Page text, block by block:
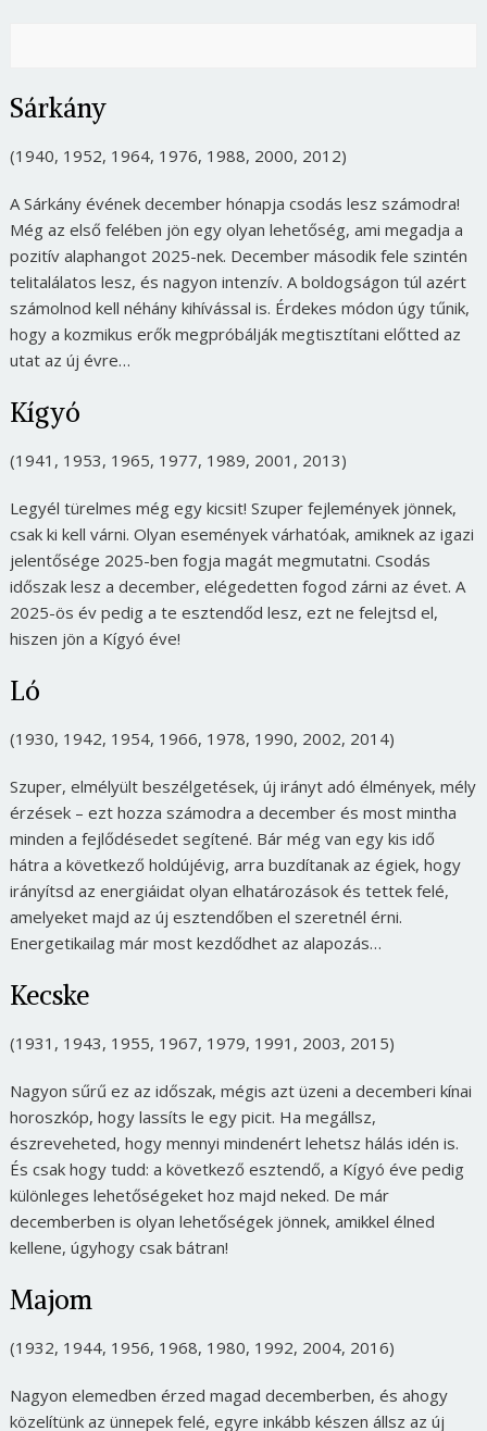
Sárkány
(1940, 1952, 1964, 1976, 1988, 2000, 2012)
A Sárkány évének december hónapja csodás lesz számodra!
Még az első felében jön egy olyan lehetőség, ami megadja a
pozitív alaphangot 2025-nek. December második fele szintén
telitalálatos lesz, és nagyon intenzív. A boldogságon túl azért
számolnod kell néhány kihívással is. Érdekes módon úgy tűnik,
hogy a kozmikus erők megpróbálják megtisztítani előtted az
utat az új évre…
Kígyó
(1941, 1953, 1965, 1977, 1989, 2001, 2013)
Legyél türelmes még egy kicsit! Szuper fejlemények jönnek,
csak ki kell várni. Olyan események várhatóak, amiknek az igazi
jelentősége 2025-ben fogja magát megmutatni. Csodás
időszak lesz a december, elégedetten fogod zárni az évet. A
2025-ös év pedig a te esztendőd lesz, ezt ne felejtsd el,
hiszen jön a Kígyó éve!
Ló
(1930, 1942, 1954, 1966, 1978, 1990, 2002, 2014)
Szuper, elmélyült beszélgetések, új irányt adó élmények, mély
érzések – ezt hozza számodra a december és most mintha
minden a fejlődésedet segítené. Bár még van egy kis idő
hátra a következő holdújévig, arra buzdítanak az égiek, hogy
irányítsd az energiáidat olyan elhatározások és tettek felé,
amelyeket majd az új esztendőben el szeretnél érni.
Energetikailag már most kezdődhet az alapozás…
Kecske
(1931, 1943, 1955, 1967, 1979, 1991, 2003, 2015)
Nagyon sűrű ez az időszak, mégis azt üzeni a decemberi kínai
horoszkóp, hogy lassíts le egy picit. Ha megállsz,
észreveheted, hogy mennyi mindenért lehetsz hálás idén is.
És csak hogy tudd: a következő esztendő, a Kígyó éve pedig
különleges lehetőségeket hoz majd neked. De már
decemberben is olyan lehetőségek jönnek, amikkel élned
kellene, úgyhogy csak bátran!
Majom
(1932, 1944, 1956, 1968, 1980, 1992, 2004, 2016)
Nagyon elemedben érzed magad decemberben, és ahogy
közelítünk az ünnepek felé, egyre inkább készen állsz az új